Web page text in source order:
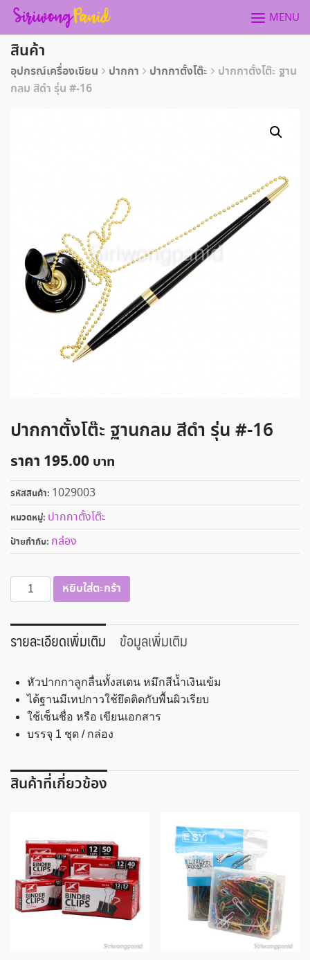
Skip
content
MENU
สินค้า
อุปกรณ์เครื่องเขียน ปากกา ปากกาตั้งโต๊ะ
ปากกาตั้งโต๊ะ ฐาน
กลม สีดำ รุ่น #-16
ปากกาตั้งโต๊ะ ฐานกลม สีดำ รุ่น #-16
ราคา 195.00
รหัสสินค้า: 1029003
หมวดหมู่: ปากกาตั้งโต๊ะ
ป้ายกำกับ: กล่อง
จำนวน
ปากกา
โต๊ะ
ฐาน
สีดำ
รุ่น
#-16
ชิ้น
หยิบใส่ตะกร้า
รายละเอียดเพิ่มเติม ข้อมูลเพิ่มเติม
หัวปากกาลูกลื่นทั้งสเตน หมึกสีน้ำเงินเข้ม
ได้ฐานมีเทปกาวใช้ยึดติดกับพื้นผิวเรียบ
ใช้เซ็นชื่อ หรือ เขียนเอกสาร
บรรจุ 1 ชุด / กล่อง
สินค้าที่เกี่ยวข้อง